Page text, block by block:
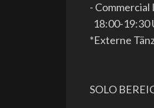
- Commercial
18:00-19:30
*Externe
SOLO